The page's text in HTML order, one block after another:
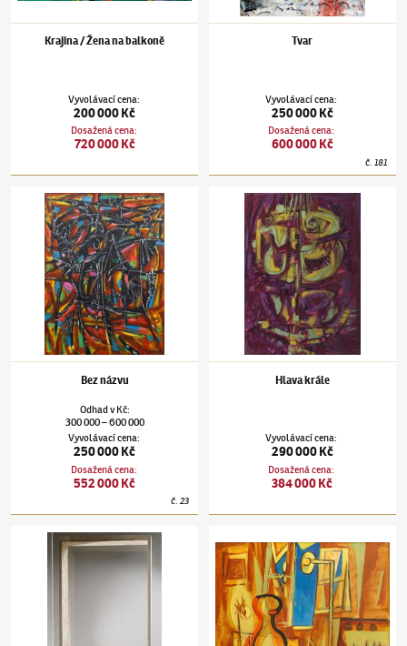
Krajina / Žena na balkoně
Vyvolávací cena:
200 000 Kč
Dosažená cena:
720 000 Kč
Tvar
Vyvolávací cena:
250 000 Kč
Dosažená cena:
600 000 Kč
č. 181
Jan Kotík(1916–2002)Bez názvu
Bez názvu
Odhadv Kč:
300 000–600 000
Vyvolávací cena:
250 000 Kč
Dosažená cena:
552 000 Kč
č.23
Jan Kotík(1916–2002)Hlava krále
Hlava krále
Vyvolávací cena:
290 000 Kč
Dosažená cena:
384 000 Kč
Jan Kotík(1916–2002)Zeměkoule